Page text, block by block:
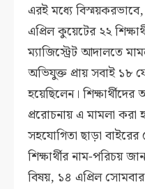
এরই মধ্যে
এপ্রিল কুয়েটের ২২
ম্যাজিস্ট্রেট আদালতে
অভিযুক্ত প্রায় সবাই ১৮
হয়েছিলেন।
প্ররোচনায় এ মামলা করা
সহযোগিতা ছাড়া
শিক্ষার্থীর নাম-পরিচয়
বিষয়, ১৪ এপ্রিল